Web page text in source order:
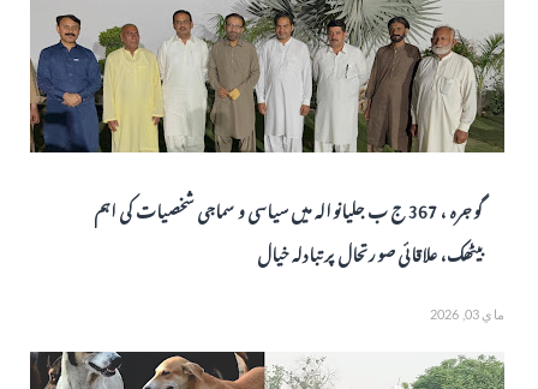
گوجرہ ، 367 ج ب جلیانوالہ میں سیاسی و سماجی شخصیات کی اہم
بیٹھک، علاقائی صورتحال پر تبادلہ خیال
ماي 03, 2026